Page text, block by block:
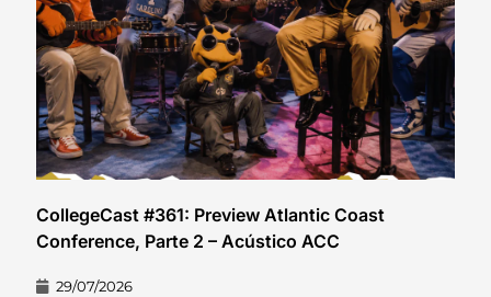
CollegeCast #361: Preview Atlantic Coast
Conference, Parte 2 – Acústico ACC
29/07/2026